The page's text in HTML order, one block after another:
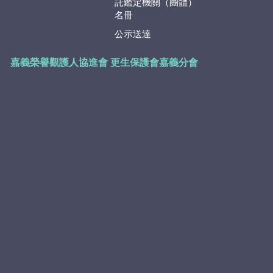
託鑑定機關（團體）
名冊
公示送達
嘉義榮譽觀護人協進會 更生保護會嘉義分會